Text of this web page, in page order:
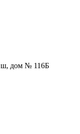
ш, дом № 116Б